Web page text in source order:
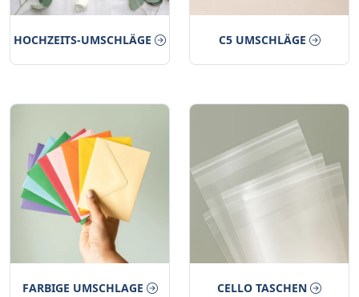
HOCHZEITS-UMSCHLÄGE C5 UMSCHLÄGE
FARBIGE UMSCHLAGE CELLO TASCHEN